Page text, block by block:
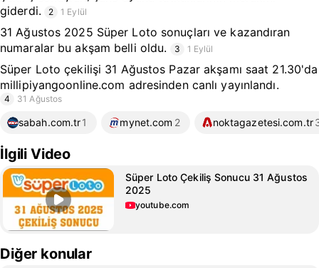
giderdi.
2 1 Eylül
31 Ağustos 2025 Süper Loto sonuçları ve kazandıran
numaralar bu akşam belli oldu.
3 1 Eylül
Süper Loto çekilişi 31 Ağustos Pazar akşamı saat 21.30'da
millipiyangoonline.com adresinden canlı yayınlandı.
4 31 Ağustos
sabah.com.tr1 mynet.com 2 noktagazetesi.com.tr
İlgili Video
Süper Loto Çekiliş Sonucu 31 Ağustos
2025
youtube.com
Diğer konular